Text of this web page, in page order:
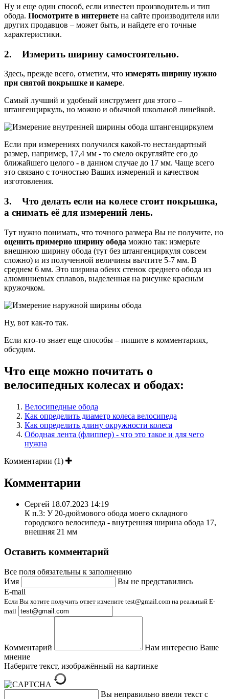
Ну и еще один способ, если известен производитель и тип
обода. Посмотрите в интернете на сайте производителя или
других продавцов – может быть, и найдете его точные
характеристики.
2. Измерить ширину самостоятельно.
Здесь, прежде всего, отметим, что измерять ширину нужно
при снятой покрышке и камере.
Самый лучший и удобный инструмент для этого –
штангенциркуль, но можно и обычной школьной линейкой.
Если при измерениях получился какой-то нестандартный
размер, например, 17,4 мм - то смело округляйте его до
ближайшего целого - в данном случае до 17 мм. Чаще всего
это связано с точностью Ваших измерений и качеством
изготовления.
3. Что делать если на колесе стоит покрышка,
а снимать её для измерений лень.
Тут нужно понимать, что точного размера Вы не получите, но
оценить примерно ширину обода можно так: измерьте
внешнюю ширину обода (тут без штангенциркуля совсем
сложно) и из полученной величины вычтите 5-7 мм. В
среднем 6 мм. Это ширина обеих стенок среднего обода из
алюминиевых сплавов, выделенная на рисунке красным
кружочком.
Ну, вот как-то так.
Если кто-то знает еще способы – пишите в комментариях,
обсудим.
Что еще можно почитать о
велосипедных колесах и ободах:
Велосипедные обода
Как определить диаметр колеса велосипеда
Как определить длину окружности колеса
Ободная лента (флиппер) - что это такое и для чего
нужна
Комментарии (1)
Комментарии
Сергей 18.07.2023 14:19
К п.3: У 20-дюймового обода моего складного
городского велосипеда - внутренняя ширина обода 17,
внешняя 21 мм
Оставить комментарий
Все поля обязательны к заполнению
Имя
Вы не представились
E-mail
Если Вы хотите получить ответ измените test@gmail.com на реальный E-
mail
Комментарий
Нам интересно Ваше
мнение
Наберите текст, изображённый на картинке
Вы неправильно ввели текст с